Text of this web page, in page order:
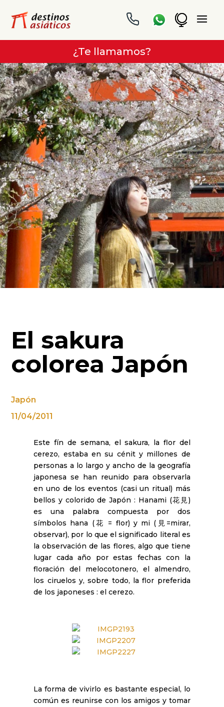
¿Te llamamos?
El sakura
colorea Japón
Japón
11/04/2011
Este fín de semana, el sakura, la flor del
cerezo, estaba en su cénit y millones de
personas a lo largo y ancho de la geografía
japonesa se han reunido para observarla
en uno de los eventos (casi un ritual) más
bellos y colorido de Japón : Hanami (花見)
es una palabra compuesta por dos
símbolos hana (花 = flor) y mi (見=mirar,
observar), por lo que el significado literal es
la observación de las flores, algo que tiene
lugar cada año por estas fechas con la
floración del melocotonero, el almendro,
los ciruelos y, sobre todo, la flor preferida
de los japoneses : el cerezo.
La forma de vivirlo es bastante especial, lo
común es reunirse con los amigos y tomar